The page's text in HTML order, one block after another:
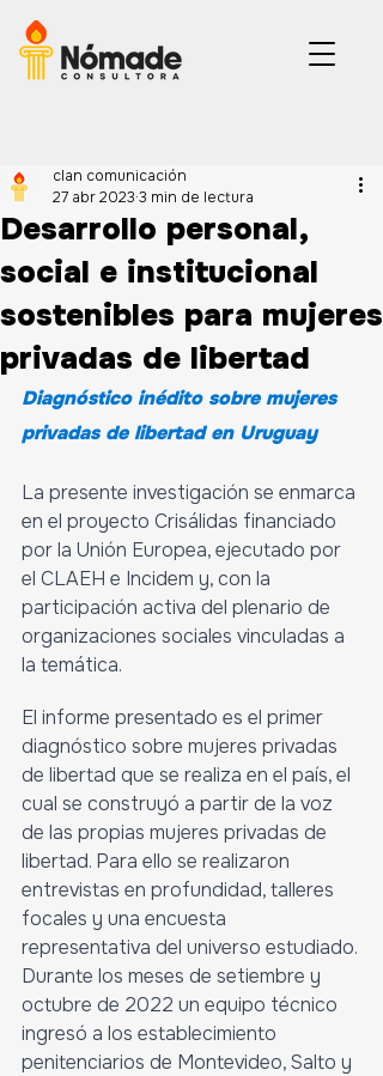
Desarrollo personal,
social e institucional
sostenibles para mujeres
privadas de libertad
clan comunicación
27 abr 2023 3 min de lectura
Diagnóstico inédito sobre mujeres
privadas de libertad en Uruguay
La presente investigación se enmarca
en el proyecto Crisálidas financiado
por la Unión Europea, ejecutado por
el CLAEH e Incidem y, con la
participación activa del plenario de
organizaciones sociales vinculadas a
la temática.
El informe presentado es el primer
diagnóstico sobre mujeres privadas
de libertad que se realiza en el país, el
cual se construyó a partir de la voz
de las propias mujeres privadas de
libertad. Para ello se realizaron
entrevistas en profundidad, talleres
focales y una encuesta
representativa del universo estudiado.
Durante los meses de setiembre y
octubre de 2022 un equipo técnico
ingresó a los establecimiento
penitenciarios de Montevideo, Salto y